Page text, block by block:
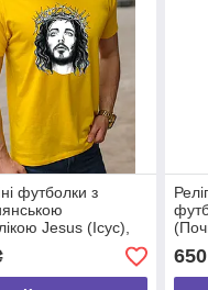
футболки з
Jesus (Ісус),
бавовняні х/б
650